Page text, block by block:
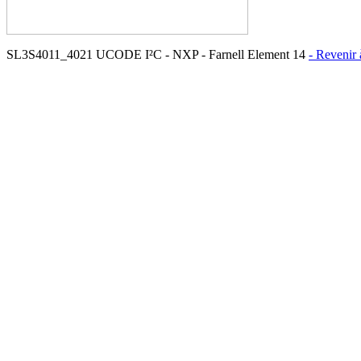
SL3S4011_4021 UCODE I²C - NXP - Farnell Element 14 - Revenir